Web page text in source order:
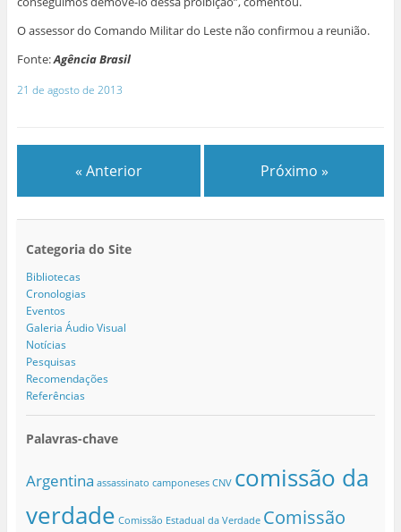
O assessor do Comando Militar do Leste não confirmou a reunião.
Fonte:Agência Brasil
21 de agosto de 2013
« Anterior Próximo »
Categoria do Site
Bibliotecas
Cronologias
Eventos
Galeria Áudio Visual
Notícias
Pesquisas
Recomendações
Referências
Palavras-chave
Argentina assassinato camponeses CNV comissão da
verdade Comissão Estadual da Verdade Comissão